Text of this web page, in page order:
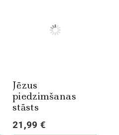
Jēzus
piedzimšanas
stāsts
21,99 €